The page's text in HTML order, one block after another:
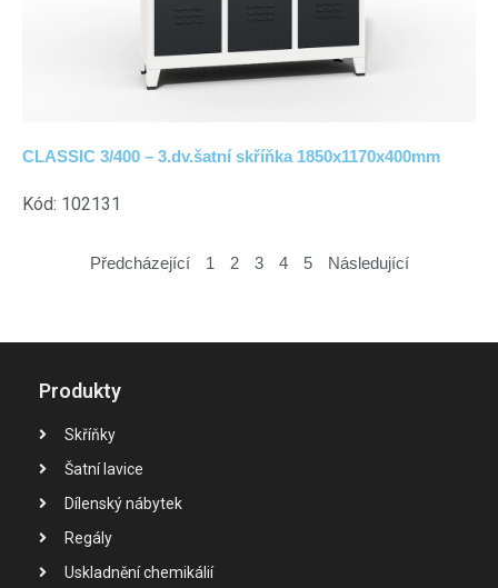
CLASSIC 3/400 – 3.dv.šatní skříňka 1850x1170x400mm
Kód: 102131
Předcházející 1 2 3 4 5 Následující
Produkty
Skříňky
Šatní lavice
Dílenský nábytek
Regály
Uskladnění chemikálií